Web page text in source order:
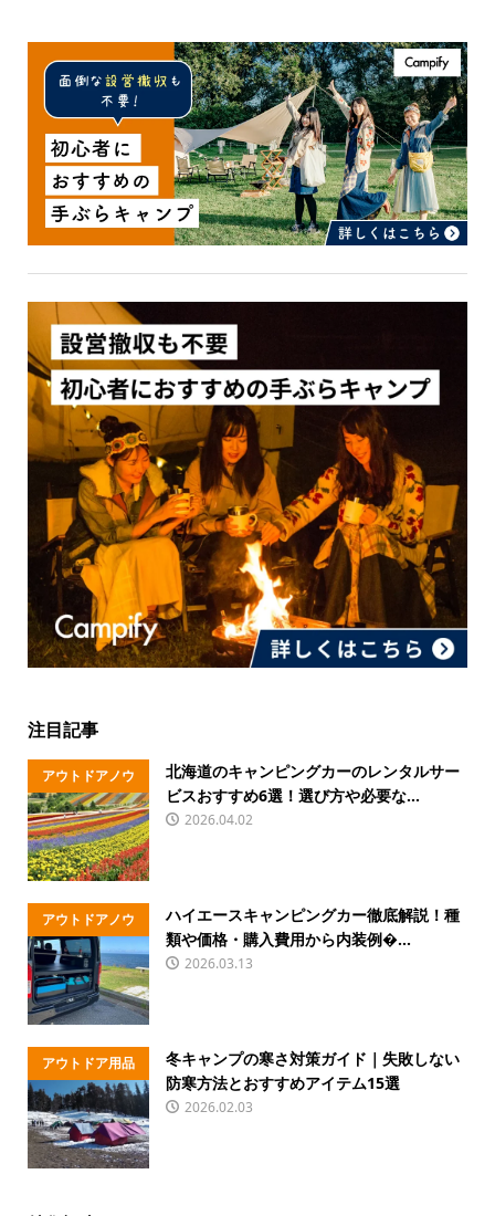
注目記事
アウトドアノウ
ハウ
北海道のキャンピングカーのレンタルサー
ビスおすすめ6選！選び方や必要な...
2026.04.02
アウトドアノウ
ハウ
ハイエースキャンピングカー徹底解説！種
類や価格・購入費用から内装例�...
2026.03.13
アウトドア用品
冬キャンプの寒さ対策ガイド｜失敗しない
防寒方法とおすすめアイテム15選
2026.02.03